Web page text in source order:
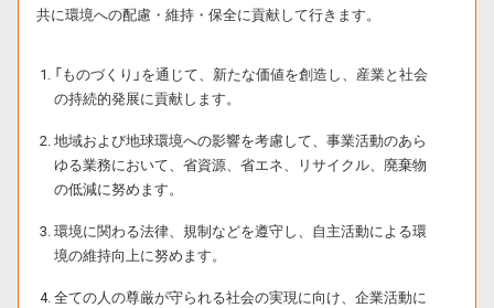
共に環境への配慮・維持・保全に貢献して行きます。
「ものづくり」を通じて、新たな価値を創造し、産業と社会
の持続的発展に貢献します。
地域および地球環境への影響を考慮して、事業活動のあら
ゆる業務において、省資源、省エネ、リサイクル、廃棄物
の低減に努めます。
環境に関わる法律、規制などを遵守し、自主活動による環
境の維持向上に努めます。
全ての人の尊厳が守られる社会の実現に向け、企業活動に